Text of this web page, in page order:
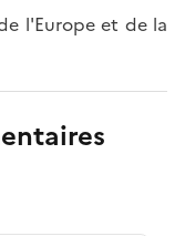
l'Europe et de la